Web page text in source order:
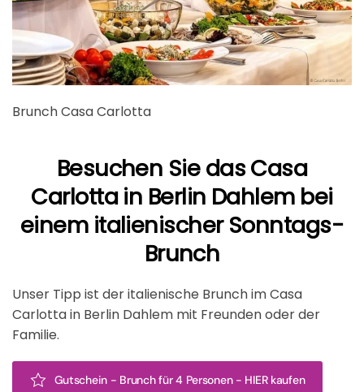
Brunch Casa Carlotta
Besuchen Sie das Casa
Carlotta in Berlin Dahlem bei
einem italienischer Sonntags-
Brunch
Unser Tipp ist der italienische Brunch im Casa
Carlotta in Berlin Dahlem mit Freunden oder der
Familie.
Gutschein - Brunch für 4 Personen - HIER kaufen